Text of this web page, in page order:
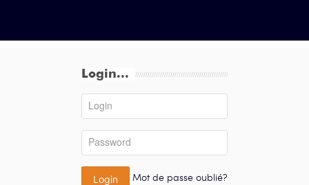
Login...
Identifiant
Password
Login Mot de passe oublié?